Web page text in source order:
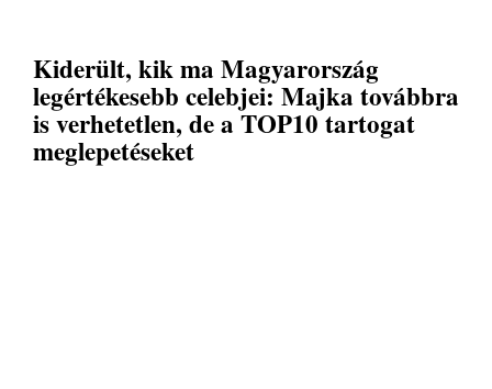
Kiderült, kik ma Magyarország
legértékesebb celebjei: Majka továbbra
is verhetetlen, de a TOP10 tartogat
meglepetéseket